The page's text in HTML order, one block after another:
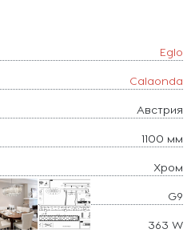
Eglo
Calaonda
Австрия
1100 мм
Хром
G9
363 W